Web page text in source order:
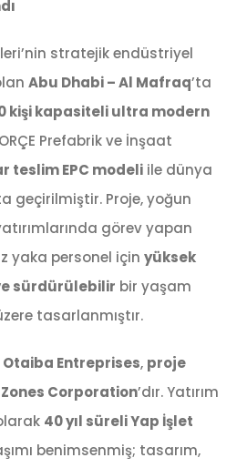
stratejik endüstriyel
Abu Dhabi – Al Mafraq’ta
kişi kapasiteli ultra modern
Prefabrik ve İnşaat
teslim EPC modeliile dünya
geçirilmiştir. Proje, yoğun
görev yapan
yaka personel için yüksek
sürdürülebilir bir yaşam
tasarlanmıştır.
Otaiba Entreprises, proje
Corporation’dır. Yatırım
40 yıl süreli Yap İşlet
benimsenmiş; tasarım,